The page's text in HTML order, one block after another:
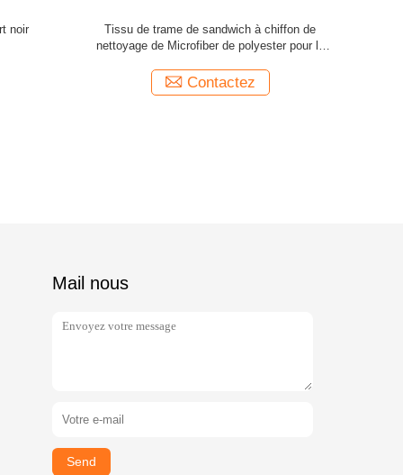
noir
Tissu de trame de sandwich à chiffon de
nettoyage de Microfiber de polyester pour la
Contactez
Mail nous
Send